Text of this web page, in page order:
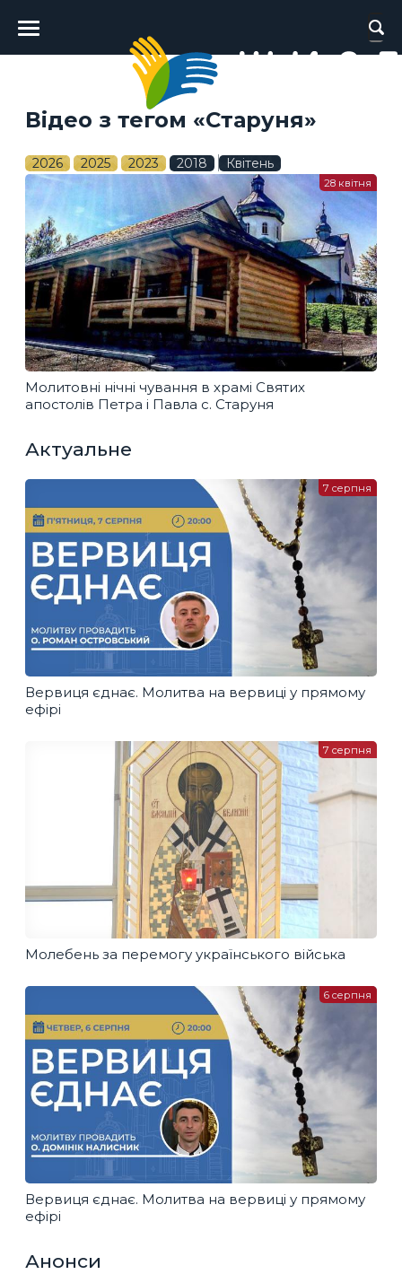
Головне
меню
Відео з тегом «Старуня»
2026 2025 2023 2018 Квітень
Молитовні нічні чування в храмі Святих
апостолів Петра і Павла с. Старуня
28 квітня
Актуальне
Вервиця єднає. Молитва на вервиці у прямому
ефірі
7 серпня
Молебень за перемогу українського війська
7 серпня
Вервиця єднає. Молитва на вервиці у прямому
ефірі
6 серпня
Анонси